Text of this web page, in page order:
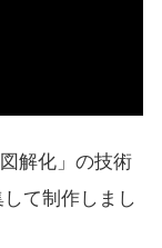
解化」の技術
て制作しまし